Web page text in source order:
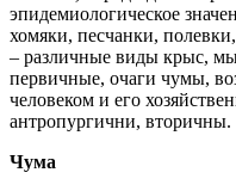
эпидемиологическое
хомяки, песчанки,
– различные виды крыс,
первичные, очаги чумы,
человеком и его
антропургични, вторичны.
Чума